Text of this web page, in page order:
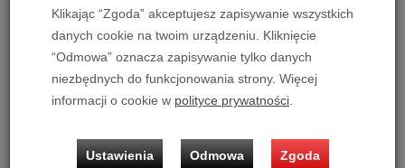
Ilość:
99,00 zł
dodaj do koszyka
Klikając “Zgoda” akceptujesz zapisywanie wszystkich
danych cookie na twoim urządzeniu. Kliknięcie
“Odmowa” oznacza zapisywanie tylko danych
niezbędnych do funkcjonowania strony. Więcej
informacji o cookie w polityce prywatności.
Ustawienia Odmowa Zgoda